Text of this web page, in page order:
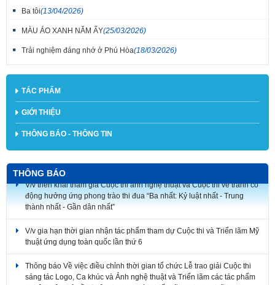
Ba tôi(13/04/2026)
MÀU ÁO XANH NĂM ẤY(25/03/2026)
Trải nghiệm đáng nhớ ở Phú Hòa(18/03/2026)
TÁC PHẨM
GIỚI THIỆU
THÔNG BÁO - THÔNG TIN
THÔNG BÁO
V/v triển khai tham gia Cuộc thi ảnh nghệ thuật và Cuộc thi vẽ tranh cổ
động hưởng ứng phong trào thi đua “Ba nhất: Kỷ luật nhất - Trung
thành nhất - Gần dân nhất”
V/v gia hạn thời gian nhận tác phẩm tham dự Cuộc thi và Triển lãm Mỹ
thuật ứng dụng toàn quốc lần thứ 6
Thông báo Về việc điều chỉnh thời gian tổ chức Lễ trao giải Cuộc thi
sáng tác Logo, Ca khúc và Ảnh nghệ thuật và Triển lãm các tác phẩm
nghệ thuật chủ đề “Chân dung người chiến sĩ Lực lượng Vũ trang